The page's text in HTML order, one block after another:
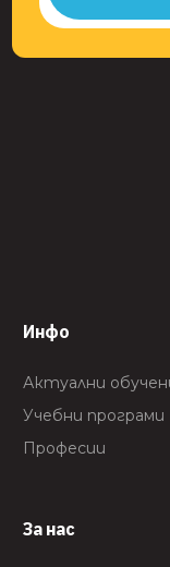
Инфо
Актуални
Учебни програми
Професии
За нас